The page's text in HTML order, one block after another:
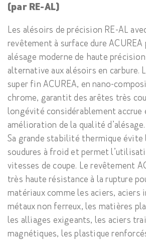
(par RE-AL)
Les alésoirs de précision RE-AL
revêtement à surface dure
alésage moderne de haute
alternative aux alésoirs en carbure.
super fin ACUREA, en nano-
chrome, garantit des arêtes très
longévité considérablement accrue
amélioration de la qualité d’alésage.
Sa grande stabilité thermique
soudures à froid et permet
vitesses de coupe. Le revêtement
très haute résistance à la rupture
matériaux comme les aciers, aciers
métaux non ferreux, les matières
les alliages exigeants, les aciers
magnétiques, les plastique